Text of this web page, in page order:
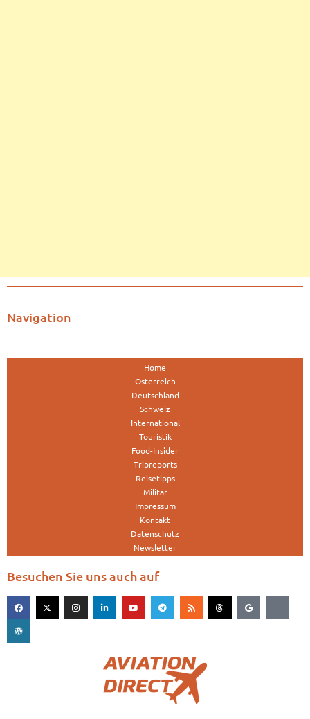
Navigation
Home
Österreich
Deutschland
Schweiz
International
Touristik
Food-Insider
Tripreports
Reisetipps
Militär
Impressum
Kontakt
Datenschutz
Newsletter
Besuchen Sie uns auch auf